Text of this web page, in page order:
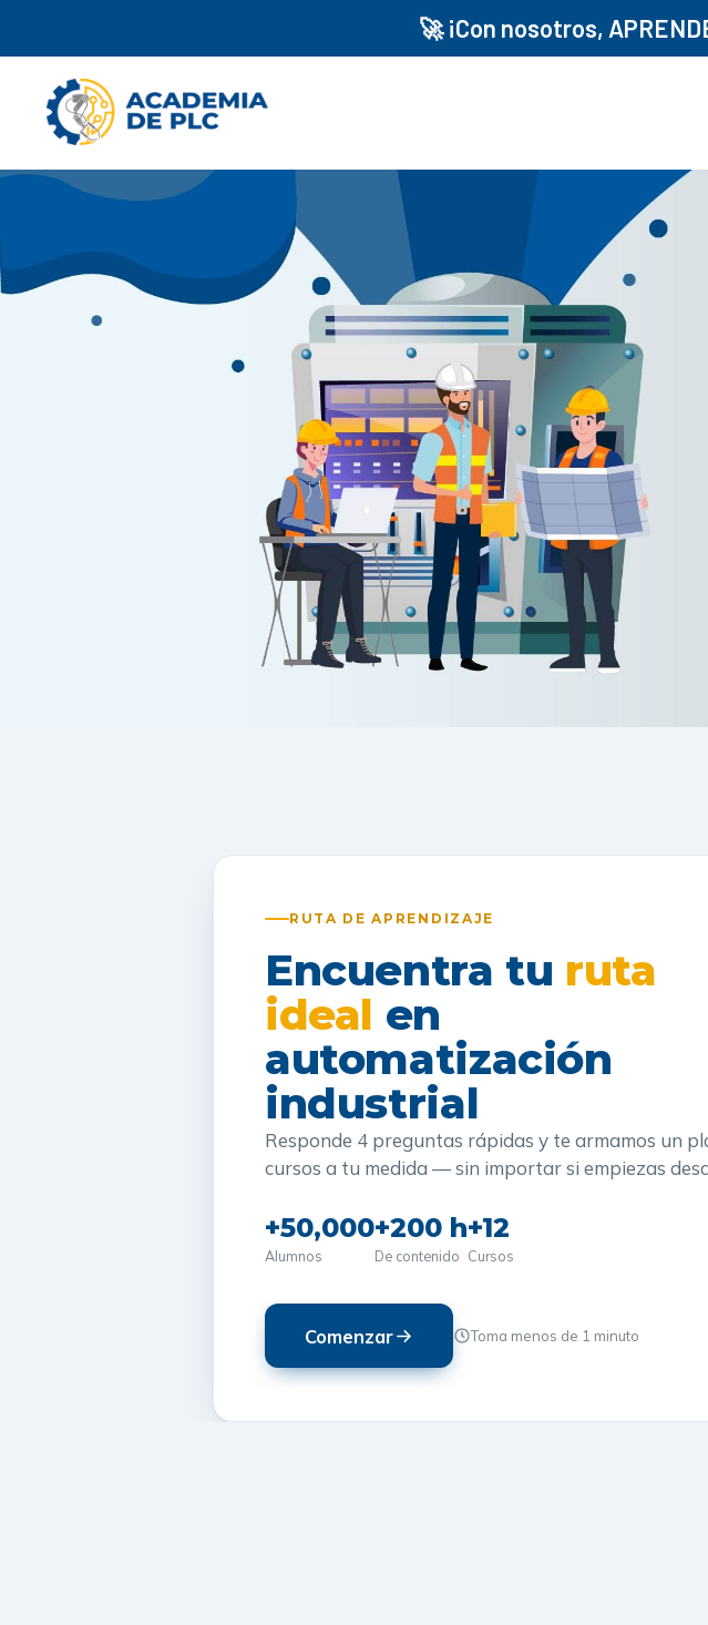
🚀 ¡Con nosotros,
RUTA DE APRENDIZAJE
Encuentra tu ruta
ideal en
automatización
industrial
Responde 4 preguntas rápidas y te armamos un
cursos a tu medida — sin importar si empiezas
+50,000
Alumnos
+200 h
De contenido
+12
Cursos
Comenzar Toma menos de 1 minuto